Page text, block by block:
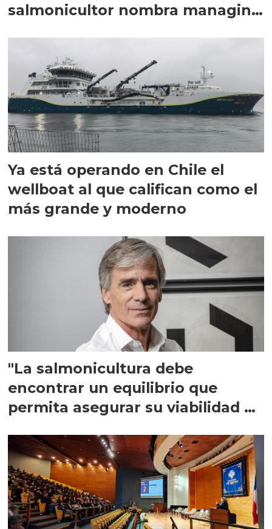
salmonicultor nombra managing
Ya está operando en Chile el
wellboat al que califican como el
más grande y moderno
"La salmonicultura debe
encontrar un equilibrio que
permita asegurar su viabilidad de